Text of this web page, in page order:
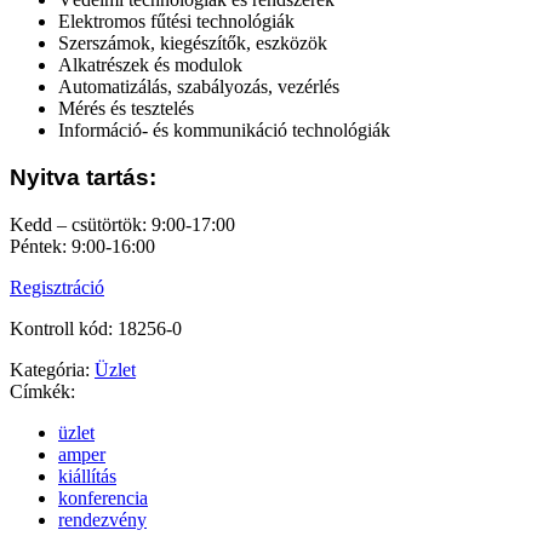
Elektromos fűtési technológiák
Szerszámok, kiegészítők, eszközök
Alkatrészek és modulok
Automatizálás, szabályozás, vezérlés
Mérés és tesztelés
Információ- és kommunikáció technológiák
Nyitva tartás:
Kedd – csütörtök: 9:00-17:00
Péntek: 9:00-16:00
Regisztráció
Kontroll kód: 18256-0
Kategória: Üzlet
Címkék:
üzlet
amper
kiállítás
konferencia
rendezvény